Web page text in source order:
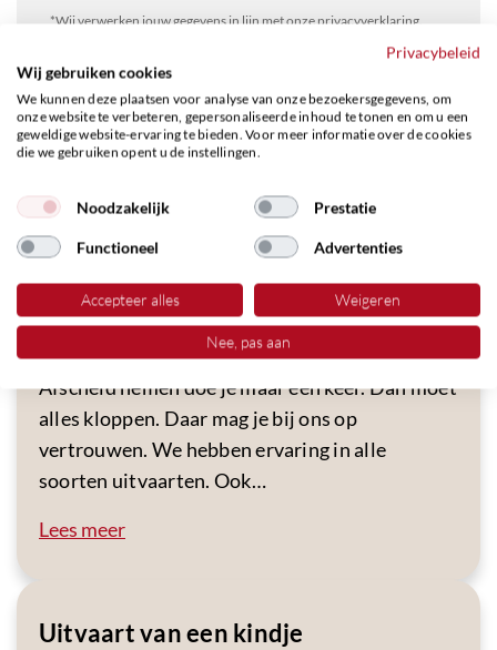
*Wij verwerken jouw gegevens in lijn met onze privacyverklaring.
Verzenden
Expertises van Barbara Kolen
Exclusieve uitvaart
Afscheid nemen doe je maar één keer. Dan moet
alles kloppen. Daar mag je bij ons op
vertrouwen. We hebben ervaring in alle
soorten uitvaarten. Ook…
Lees meer
Uitvaart van een kindje
Privacybeleid
Wij gebruiken cookies
We kunnen deze plaatsen voor analyse van onze bezoekersgegevens, om
onze website te verbeteren, gepersonaliseerde inhoud te tonen en om u een
geweldige website-ervaring te bieden. Voor meer informatie over de cookies
die we gebruiken opent u de instellingen.
Noodzakelijk Prestatie
Functioneel Advertenties
Accepteer alles Weigeren
Nee, pas aan